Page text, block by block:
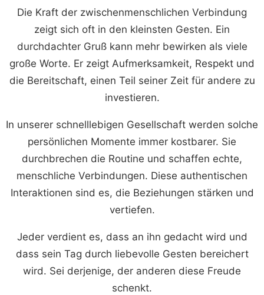
Die Kraft der zwischenmenschlichen Verbindung
zeigt sich oft in den kleinsten Gesten. Ein
durchdachter Gruß kann mehr bewirken als viele
große Worte. Er zeigt Aufmerksamkeit, Respekt und
die Bereitschaft, einen Teil seiner Zeit für andere zu
investieren.
In unserer schnelllebigen Gesellschaft werden solche
persönlichen Momente immer kostbarer. Sie
durchbrechen die Routine und schaffen echte,
menschliche Verbindungen. Diese authentischen
Interaktionen sind es, die Beziehungen stärken und
vertiefen.
Jeder verdient es, dass an ihn gedacht wird und
dass sein Tag durch liebevolle Gesten bereichert
wird. Sei derjenige, der anderen diese Freude
schenkt.